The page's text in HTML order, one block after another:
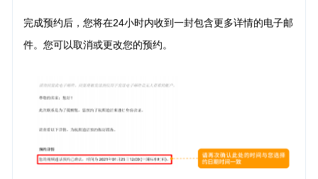
完成预约后，您将在24小时内收到一封包含更多详情的电子邮
件。您可以取消或更改您的预约。